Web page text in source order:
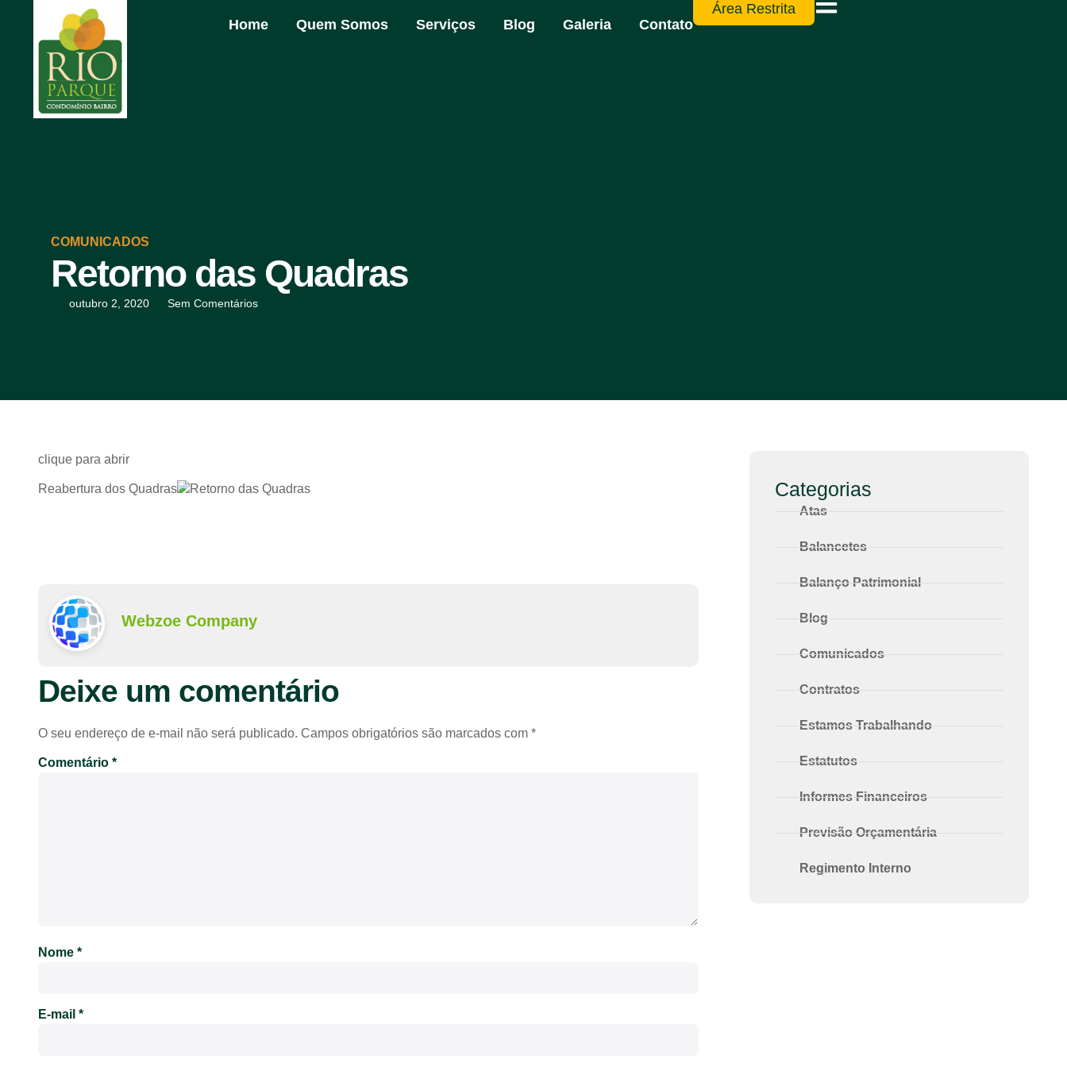
Home Quem Somos Serviços Blog Galeria Contato
Área Restrita
COMUNICADOS
Retorno das Quadras
outubro 2, 2020 Sem Comentários
clique para abrir
Reabertura dos Quadras
Webzoe Company
Deixe um comentário
O seu endereço de e-mail não será publicado. Campos obrigatórios são marcados com *
Comentário *
Nome *
E-mail *
Categorias
Atas
Balancetes
Balanço Patrimonial
Blog
Comunicados
Contratos
Estamos Trabalhando
Estatutos
Informes Financeiros
Previsão Orçamentária
Regimento Interno